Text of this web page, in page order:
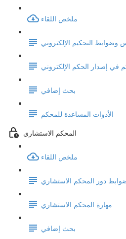
ملخص اللقاء
التحكيم الإلكتروني
في إصدار الحكم الإلكتروني
بحث إضافي
الأدوات المساعدة للمحكم
المحكم الاستشاري
ملخص اللقاء
دور المحكم الاستشاري
مهارة المحكم الاستشاري
بحث إضافي